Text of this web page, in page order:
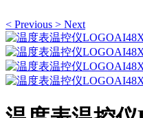
< Previous > Next